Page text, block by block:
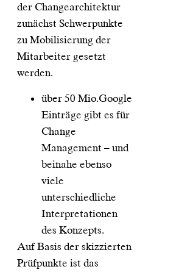
der Changearchitektur
zunächst Schwerpunkte
zu Mobilisierung der
Mitarbeiter gesetzt
werden.
über 50 Mio.Google
Einträge gibt es für
Change
Management – und
beinahe ebenso
viele
unterschiedliche
Interpretationen
des Konzepts.
Auf Basis der skizzierten
Prüfpunkte ist das